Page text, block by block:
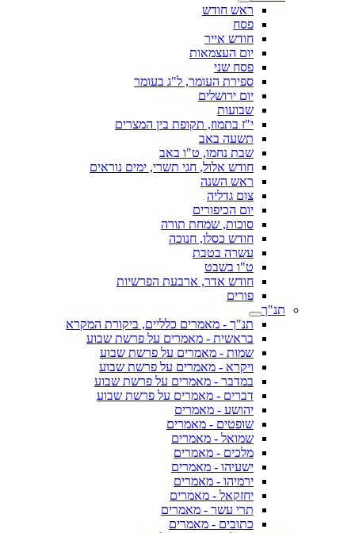
ראש חודש
פסח
חודש אייר
יום העצמאות
פסח שני
ספירת העומר, ל"ג בעומר
יום ירושלים
שבועות
י"ז בתמוז, תקופת בין המצרים
תשעה באב
שבת נחמו, ט"ו באב
חודש אלול, חגי תשרי, ימים נוראים
ראש השנה
צום גדליה
יום הכיפורים
סוכות, שמחת תורה
חודש כסלו, חנוכה
עשרה בטבת
ט"ו בשבט
חודש אדר, ארבעת הפרשיות
פורים
תנ"ך
תנ"ך - מאמרים כלליים, ביקורת המקרא
בראשית - מאמרים על פרשת שבוע
שמות - מאמרים על פרשת שבוע
ויקרא - מאמרים על פרשת שבוע
במדבר - מאמרים על פרשת שבוע
דברים - מאמרים על פרשת שבוע
יהושע - מאמרים
שופטים - מאמרים
שמואל - מאמרים
מלכים - מאמרים
ישעיהו - מאמרים
ירמיהו - מאמרים
יחזקאל - מאמרים
תרי עשר - מאמרים
כתובים - מאמרים